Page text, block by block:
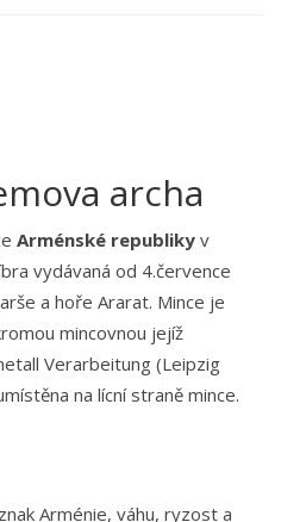
archa
Arménské republiky v
vydávaná od 4.července
a hoře Ararat. Mince je
mincovnou jejíž
Verarbeitung (Leipzig
na lícní straně mince.
Arménie, váhu, ryzost a